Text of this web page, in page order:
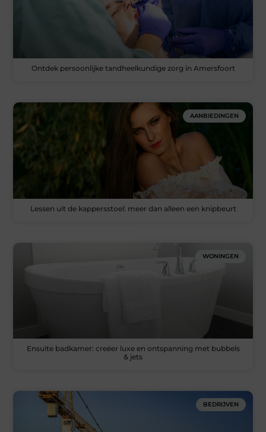
Ontdek persoonlijke tandheelkundige zorg in Amersfoort
AANBIEDINGEN
Lessen uit de kappersstoel: meer dan alleen een knipbeurt
WONINGEN
Ensuite badkamer: creëer luxe en ontspanning met bubbels
& jets
BEDRIJVEN